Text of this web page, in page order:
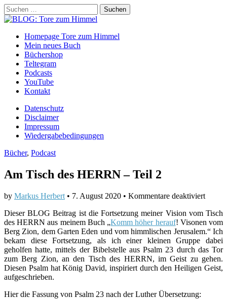
Suchen
nach:
Main
menu
Skip
content
Homepage Tore zum Himmel
Mein neues Buch
Büchershop
Teltegram
Podcasts
YouTube
Kontakt
Sub
menu
Datenschutz
Disclaimer
Impressum
Wiedergabebedingungen
Bücher, Podcast
Am Tisch des HERRN – Teil 2
by Markus Herbert • 7. August 2020 • Kommentare deaktiviertfür
Tisch
des
–
Teil
2
Dieser BLOG Beitrag ist die Fortsetzung meiner Vision vom Tisch
des HERRN aus meinem Buch „Komm höher herauf! Visonen vom
Berg Zion, dem Garten Eden und vom himmlischen Jerusalem.“ Ich
bekam diese Fortsetzung, als ich einer kleinen Gruppe dabei
geholfen hatte, mittels der Bibelstelle aus Psalm 23 durch das Tor
zum Berg Zion, an den Tisch des HERRN, im Geist zu gehen.
Diesen Psalm hat König David, inspiriert durch den Heiligen Geist,
aufgeschrieben.
Hier die Fassung von Psalm 23 nach der Luther Übersetzung: